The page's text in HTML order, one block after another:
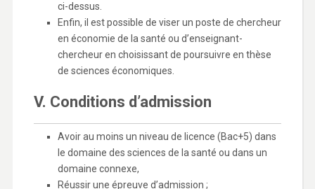
ci-dessus.
Enfin, il est possible de viser un poste de chercheur
en économie de la santé ou d’enseignant-
chercheur en choisissant de poursuivre en thèse
de sciences économiques.
V. Conditions d’admission
Avoir au moins un niveau de licence (Bac+5) dans
le domaine des sciences de la santé ou dans un
domaine connexe,
Réussir une épreuve d’admission ;